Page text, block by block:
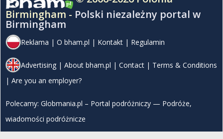
Birmingham - Polski niezależny portal w
Birmingham
Reklama | O bham.pl | Kontakt | Regulamin
Advertising | About bham.pl | Contact | Terms & Conditions
| Are you an employer?
Polecamy: Globmania.pl – Portal podróżniczy — Podróże,
wiadomości podróżnicze